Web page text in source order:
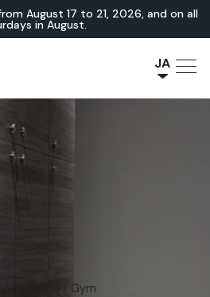
August 17 to 21, 2026, and on all
in August.
JA
/ Gym